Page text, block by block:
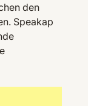
den
Speakap